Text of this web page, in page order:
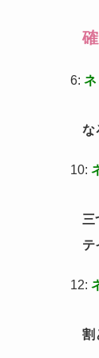
6: ネ
な
10:
三
テ
12:
割